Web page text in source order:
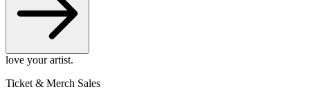
love your artist.
Ticket & Merch Sales